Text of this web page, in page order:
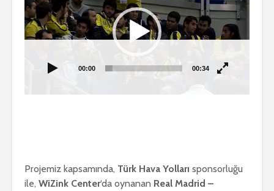
00:00 00:34
Projemiz kapsamında, Türk Hava Yolları sponsorluğu
ile, WiZink Center‘da oynanan Real Madrid –